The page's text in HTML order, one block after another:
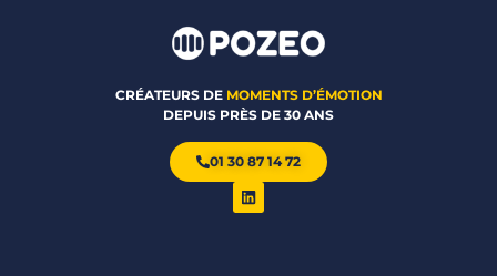
CRÉATEURS DE MOMENTS D’ÉMOTION
DEPUIS PRÈS DE 30 ANS
01 30 87 14 72